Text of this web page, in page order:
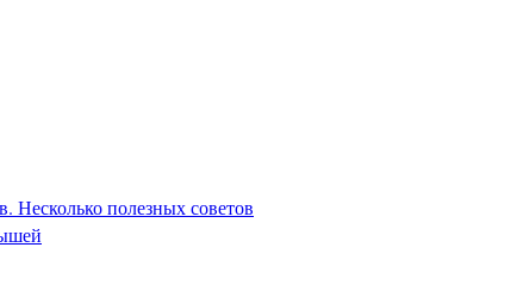
Несколько полезных советов